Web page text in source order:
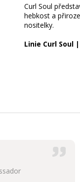
Curl Soul
hebkost a
nositelky.
Linie Curl Soul